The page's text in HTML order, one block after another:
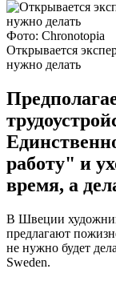
Фото: Chronotopia
Открывается
нужно делать
работу" и
время, а
В Швеции
предлагают
не нужно будет
Sweden.